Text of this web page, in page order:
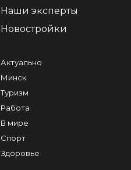
Наши эксперты
Новостройки
Актуально
Минск
Туризм
Работа
В мире
Спорт
Здоровье